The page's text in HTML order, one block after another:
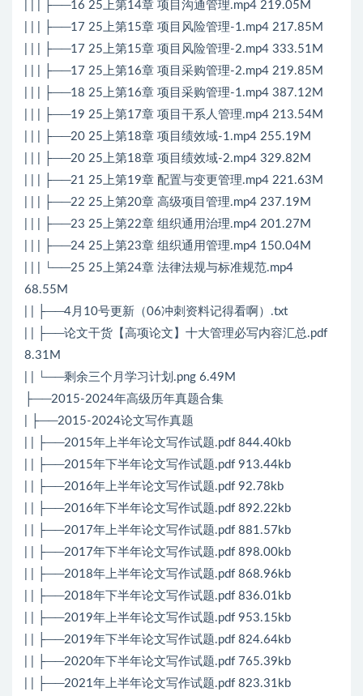
| | | ├──16 25上第14章 项目沟通管理.mp4 219.05M
| | | ├──17 25上第15章 项目风险管理-1.mp4 217.85M
| | | ├──17 25上第15章 项目风险管理-2.mp4 333.51M
| | | ├──17 25上第16章 项目采购管理-2.mp4 219.85M
| | | ├──18 25上第16章 项目采购管理-1.mp4 387.12M
| | | ├──19 25上第17章 项目干系人管理.mp4 213.54M
| | | ├──20 25上第18章 项目绩效域-1.mp4 255.19M
| | | ├──20 25上第18章 项目绩效域-2.mp4 329.82M
| | | ├──21 25上第19章 配置与变更管理.mp4 221.63M
| | | ├──22 25上第20章 高级项目管理.mp4 237.19M
| | | ├──23 25上第22章 组织通用治理.mp4 201.27M
| | | ├──24 25上第23章 组织通用管理.mp4 150.04M
| | | └──25 25上第24章 法律法规与标准规范.mp4
68.55M
| | ├──4月10号更新（06冲刺资料记得看啊）.txt
| | ├──论文干货【高项论文】十大管理必写内容汇总.pdf
8.31M
| | └──剩余三个月学习计划.png 6.49M
├──2015-2024年高级历年真题合集
| ├──2015-2024论文写作真题
| | ├──2015年上半年论文写作试题.pdf 844.40kb
| | ├──2015年下半年论文写作试题.pdf 913.44kb
| | ├──2016年上半年论文写作试题.pdf 92.78kb
| | ├──2016年下半年论文写作试题.pdf 892.22kb
| | ├──2017年上半年论文写作试题.pdf 881.57kb
| | ├──2017年下半年论文写作试题.pdf 898.00kb
| | ├──2018年上半年论文写作试题.pdf 868.96kb
| | ├──2018年下半年论文写作试题.pdf 836.01kb
| | ├──2019年上半年论文写作试题.pdf 953.15kb
| | ├──2019年下半年论文写作试题.pdf 824.64kb
| | ├──2020年下半年论文写作试题.pdf 765.39kb
| | ├──2021年上半年论文写作试题.pdf 823.31kb